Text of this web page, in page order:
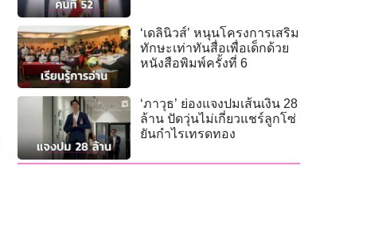
‘เดลินิวส์’ หนุนโครงการเสริม
ทักษะเท่าทันสื่อเพื่อเด็กด้วย
หนังสือพิมพ์ครั้งที่ 6
‘ภาวุธ’ ย่องแจงปมเส้นเงิน 28
ล้าน ปัดวุ่นไม่เกี่ยวแชร์ลูกโซ่
ยันกำไรเทรดทอง